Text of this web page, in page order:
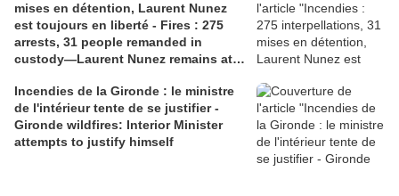
mises en détention, Laurent Nunez
est toujours en liberté - Fires : 275
arrests, 31 people remanded in
custody—Laurent Nunez remains at
Incendies de la Gironde : le ministre
de l'intérieur tente de se justifier -
Gironde wildfires: Interior Minister
attempts to justify himself